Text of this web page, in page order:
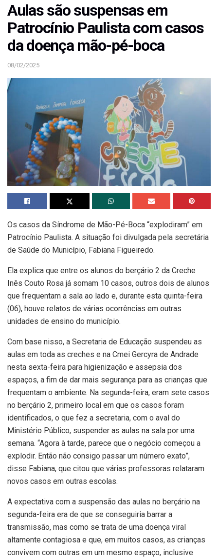
Aulas são suspensas em
Patrocínio Paulista com casos
da doença mão-pé-boca
08/02/2025
Os casos da Síndrome de Mão-Pé-Boca “explodiram” em
Patrocínio Paulista. A situação foi divulgada pela secretária
de Saúde do Município, Fabiana Figueiredo.
Ela explica que entre os alunos do berçário 2 da Creche
Inês Couto Rosa já somam 10 casos, outros dois de alunos
que frequentam a sala ao lado e, durante esta quinta-feira
(06), houve relatos de várias ocorrências em outras
unidades de ensino do município.
Com base nisso, a Secretaria de Educação suspendeu as
aulas em toda as creches e na Cmei Gercyra de Andrade
nesta sexta-feira para higienização e assepsia dos
espaços, a fim de dar mais segurança para as crianças que
frequentam o ambiente. Na segunda-feira, eram sete casos
no berçário 2, primeiro local em que os casos foram
identificados, o que fez a secretaria, com o aval do
Ministério Público, suspender as aulas na sala por uma
semana. “Agora à tarde, parece que o negócio começou a
explodir. Então não consigo passar um número exato”,
disse Fabiana, que citou que várias professoras relataram
novos casos em outras escolas.
A expectativa com a suspensão das aulas no berçário na
segunda-feira era de que se conseguiria barrar a
transmissão, mas como se trata de uma doença viral
altamente contagiosa e que, em muitos casos, as crianças
convivem com outras em um mesmo espaço, inclusive